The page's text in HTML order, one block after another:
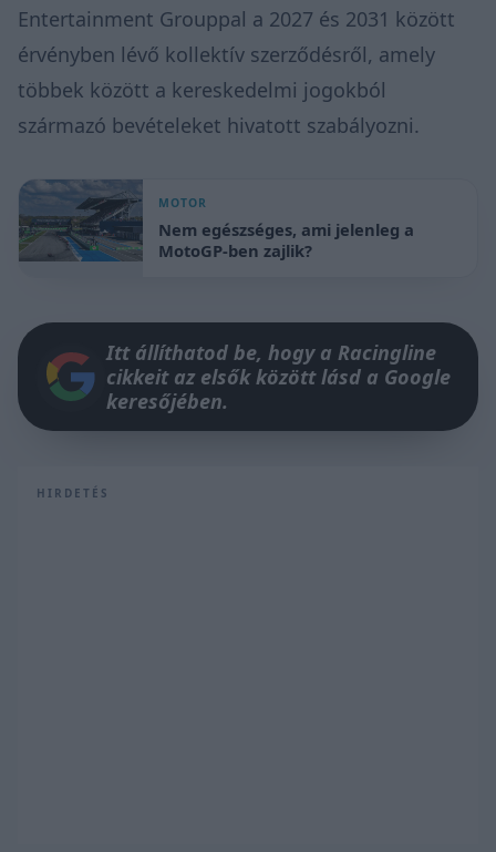
Entertainment Grouppal a 2027 és 2031 között
érvényben lévő kollektív szerződésről, amely
többek között a kereskedelmi jogokból
származó bevételeket hivatott szabályozni.
MOTOR
Nem egészséges, ami jelenleg a
MotoGP-ben zajlik?
Itt állíthatod be, hogy a Racingline
cikkeit az elsők között lásd a Google
keresőjében.
HIRDETÉS